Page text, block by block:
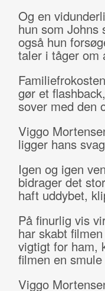
Og en
hun som
også hun
taler i tåger om
gør et
sover med den
Viggo
ligger hans
Igen og igen
bidrager det
haft uddybet,
På finurlig vis
har skabt
vigtigt for ham,
filmen en
Viggo